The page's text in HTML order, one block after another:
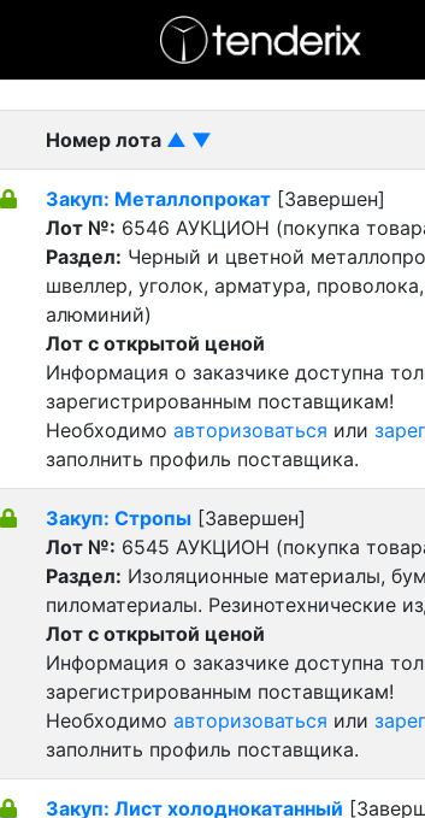
- Завершенный лот
Номер лота ▲ ▼
Закуп: Металлопрокат [Завершен]
Лот №: 6546 АУКЦИОН (покупка
Раздел: Черный и цветной
швеллер, уголок, арматура,
алюминий)
Лот с открытой ценой
Информация о заказчике доступна
зарегистрированным поставщикам!
Необходимо авторизоваться или
заполнить профиль поставщика.
Закуп: Стропы [Завершен]
Лот №: 6545 АУКЦИОН (покупка
Раздел: Изоляционные материалы,
пиломатериалы. Резинотехнические
Лот с открытой ценой
Информация о заказчике доступна
зарегистрированным поставщикам!
Необходимо авторизоваться или
заполнить профиль поставщика.
Закуп: Лист холоднокатанный